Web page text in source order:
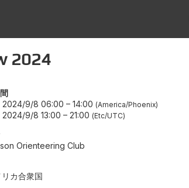
2024
2024/9/8 06:00 – 14:00 America/Phoenix
2024/9/8 13:00 – 21:00 Etc/UTC
Orienteering Club
リカ合衆国